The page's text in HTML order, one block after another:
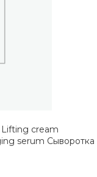
cream
serum Сыворотка